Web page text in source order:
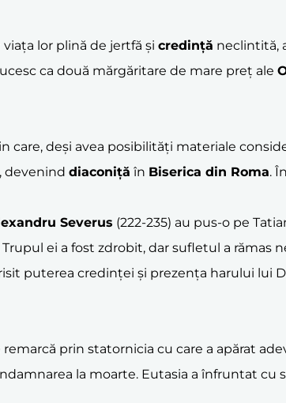
lor plină de jertfă și credință neclintită,
ca două mărgăritare de mare preț ale
care, deși avea posibilități materiale
devenind diaconiță în Biserica din Roma.
Severus (222-235) au pus-o pe
ei a fost zdrobit, dar sufletul a rămas
puterea credinței și prezența harului lui
prin statornicia cu care a apărat
la moarte. Eutasia a înfruntat